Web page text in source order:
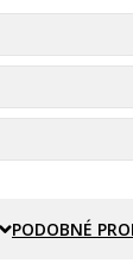
PODOBNÉ